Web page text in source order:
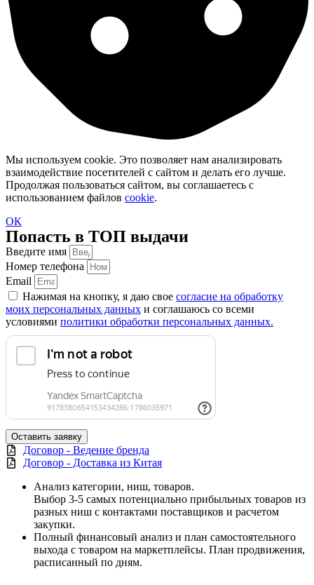
Мы используем cookie. Это позволяет нам анализировать
взаимодействие посетителей с сайтом и делать его лучше.
Продолжая пользоваться сайтом, вы соглашаетесь с
использованием файлов cookie.
ОК
Попасть в ТОП выдачи
Введите имя
Номер телефона
Email
Нажимая на кнопку, я даю свое согласие на обработку
моих персональных данных и соглашаюсь со всеми
условиями политики обработки персональных данных.
Оставить заявку
Договор - Ведение бренда
Договор - Доставка из Китая
Анализ категории, ниш, товаров.
Выбор 3-5 самых потенциально прибыльных товаров из
разных ниш с контактами поставщиков и расчетом
закупки.
Полный финансовый анализ и план самостоятельного
выхода с товаром на маркетплейсы. План продвижения,
расписанный по дням.